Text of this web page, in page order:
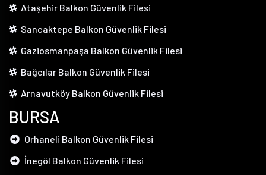
Ataşehir Balkon Güvenlik Filesi
Sancaktepe Balkon Güvenlik Filesi
Gaziosmanpaşa Balkon Güvenlik Filesi
Bağcılar Balkon Güvenlik Filesi
Arnavutköy Balkon Güvenlik Filesi
BURSA
Orhaneli Balkon Güvenlik Filesi
İnegöl Balkon Güvenlik Filesi